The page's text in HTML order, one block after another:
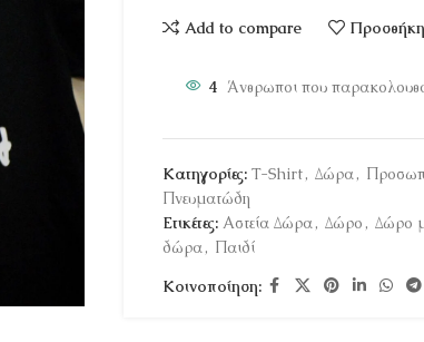
Add to compare Προσθήκη
4 Άνθρωποι που
Κατηγορίες: T-Shirt, Δώρα,
Πνευματώδη
Ετικέτες: Αστεία Δώρα, Δώρο , Δώρο
δώρα, Παιδί
Κοινοποίηση: